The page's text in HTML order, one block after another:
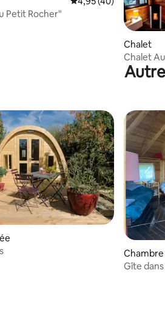
Petit Rocher"
Chalet
Chalet
d'Emilie
Gîte